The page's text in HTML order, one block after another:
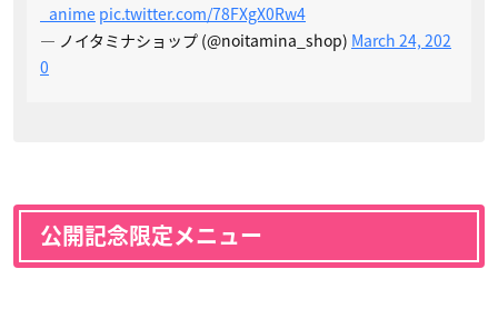
_anime pic.twitter.com/78FXgX0Rw4
— ノイタミナショップ (@noitamina_shop) March 24, 202
0
公開記念限定メニュー